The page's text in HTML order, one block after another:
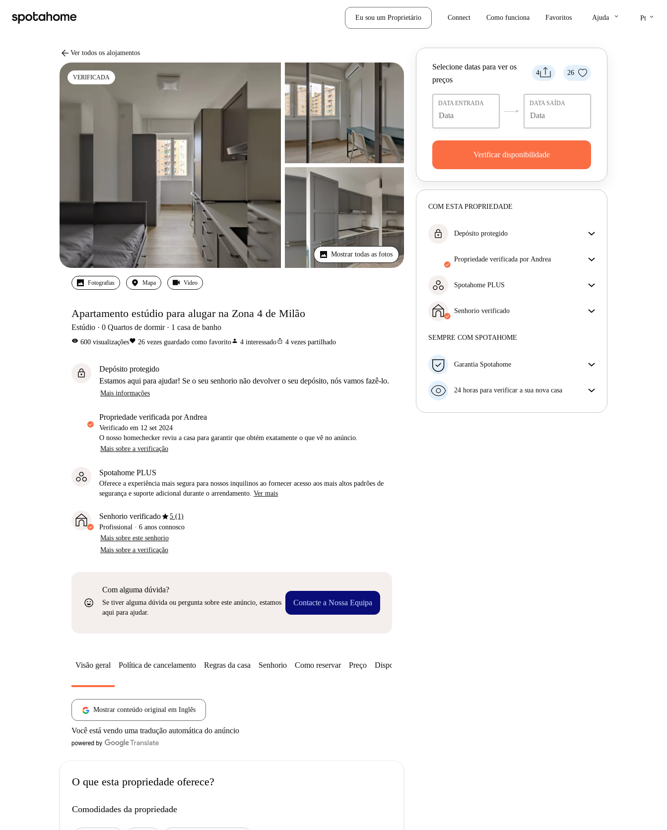
Eu sou um Proprietário Connect Como funciona Favoritos Ajuda keyboard_arrow_down Pt keyboard_arrow_down
arrow_back Ver todos os alojamentos
VERIFICADA
Mostrar todas as fotos
Fotografias Mapa Video
Apartamento estúdio para alugar na Zona 4 de Milão
Estúdio 0 Quartos de dormir 1 casa de banho
visibility 600 visualizaçõesfavorite 26 vezes guardado como favoritoperson 4 interessadoios_share 4 vezes partilhado
lock
Depósito protegido
Estamos aqui para ajudar! Se o seu senhorio não devolver o seu depósito, nós vamos fazê-lo.
Mais informações
propriedade verificada por Andrea
Verificado em 12 set 2024
O nosso homechecker reviu a casa para garantir que obtém exatamente o que vê no anúncio.
Mais sobre a verificação
Spotahome PLUS
Oferece a experiência mais segura para nossos inquilinos ao fornecer acesso aos mais altos padrões de
segurança e suporte adicional durante o arrendamento. Ver mais
Senhorio verificadostar5 (1)
Profissional · 6 anos connosco
Mais sobre este senhorio
Mais sobre a verificação
sentiment_very_satisfied
Com alguma dúvida?
Se tiver alguma dúvida ou pergunta sobre este anúncio, estamos
aqui para ajudar.
Contacte a Nossa Equipa
4 26
Selecione datas para ver os
preços
DATA ENTRADA DATA SAÍDA
Verificar disponibilidade
COM ESTA PROPRIEDADE
lock Depósito protegido
devolver o seu depósito, nós vamos fazê-lo.
Mais informações
propriedade verificada por Andrea
obtém exatamente o que vê no anúncio.
Spotahome PLUS
inquilinos ao fornecer acesso aos mais altos padrões
de segurança e suporte adicional durante o
Senhorio verificado
Mais sobre este senhorio
SEMPRE COM SPOTAHOME
Garantia Spotahome
antecedência, nós iremos A) pagar um hotel e ajudá-
seu dinheiro na totalidade.
24 horas para verificar a sua nova casa
Visão geral Política de cancelamento Regras da casa Senhorio Como reservar Preço Disponibilidades
Mostrar conteúdo original em Inglês
Você está vendo uma tradução automática do anúncio
O que esta propriedade oferece?
Comodidades da propriedade